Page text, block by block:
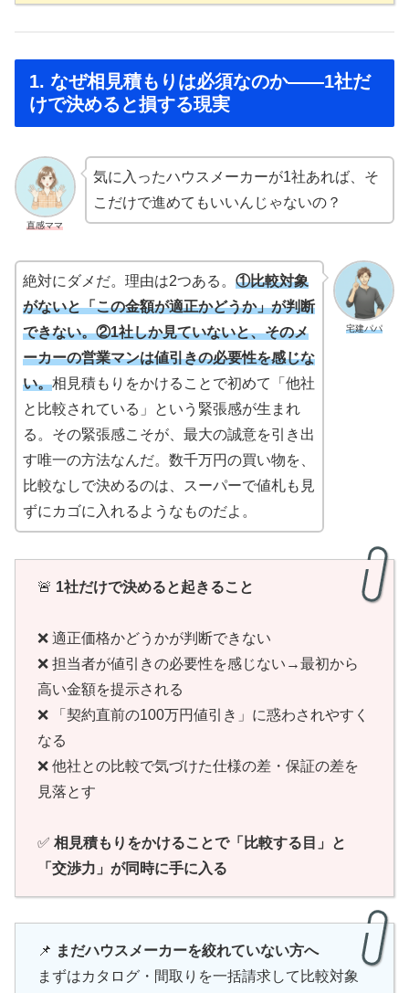
1. なぜ相見積もりは必須なのか——1社だ
けで決めると損する現実
直感ママ
気に入ったハウスメーカーが1社あれば、そ
こだけで進めてもいいんじゃないの？
宅建パパ
絶対にダメだ。理由は2つある。 ①比較対象
がないと「この金額が適正かどうか」が判断
できない。②1社しか見ていないと、そのメ
ーカーの営業マンは値引きの必要性を感じな
い。相見積もりをかけることで初めて「他社
と比較されている」という緊張感が生まれ
る。その緊張感こそが、最大の誠意を引き出
す唯一の方法なんだ。数千万円の買い物を、
比較なしで決めるのは、スーパーで値札も見
ずにカゴに入れるようなものだよ。
🚨 1社だけで決めると起きること
❌ 適正価格かどうかが判断できない
❌ 担当者が値引きの必要性を感じない→最初から
高い金額を提示される
❌ 「契約直前の100万円値引き」に惑わされやすく
なる
❌ 他社との比較で気づけた仕様の差・保証の差を
見落とす
✅ 相見積もりをかけることで「比較する目」と
「交渉力」が同時に手に入る
📌 まだハウスメーカーを絞れていない方へ
まずはカタログ・間取りを一括請求して比較対象